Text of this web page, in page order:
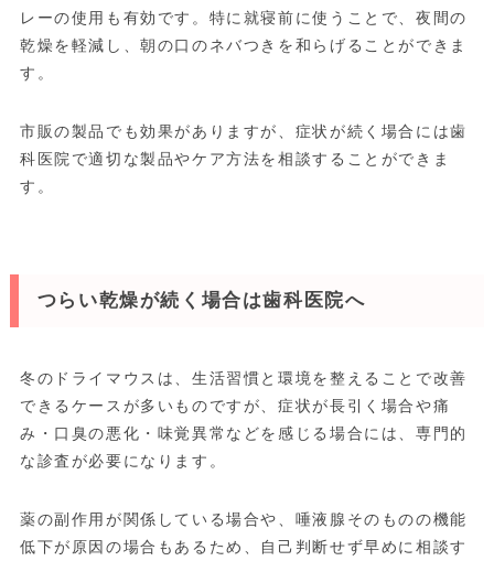
レーの使用も有効です。特に就寝前に使うことで、夜間の
乾燥を軽減し、朝の口のネバつきを和らげることができま
す。
市販の製品でも効果がありますが、症状が続く場合には歯
科医院で適切な製品やケア方法を相談することができま
す。
つらい乾燥が続く場合は歯科医院へ
冬のドライマウスは、生活習慣と環境を整えることで改善
できるケースが多いものですが、症状が長引く場合や痛
み・口臭の悪化・味覚異常などを感じる場合には、専門的
な診査が必要になります。
薬の副作用が関係している場合や、唾液腺そのものの機能
低下が原因の場合もあるため、自己判断せず早めに相談す